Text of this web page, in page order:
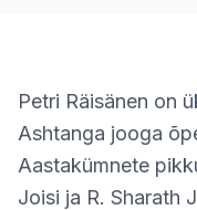
Petri Räisänen on
Ashtanga jooga
Aastakümnete
Joisi ja R. Sharath